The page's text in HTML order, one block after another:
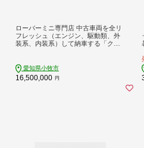
ローバーミニ専門店 中古車両を全リ
フレッシュ（エンジン、駆動類、外
装系、内装系）して納車する「クラ
古車 英国車 旧車 全塗装 Rover Mini
オールドミニ クラシックミニ 車検付
き 保証付き［188K02］
愛知県小牧市
16,500,000 円